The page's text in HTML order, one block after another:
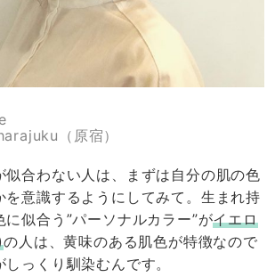
（原宿）
似合わない人は、まずは自分の肌の色
を意識するようにしてみて。生まれ持
に似合う”パーソナルカラー”がイエロ
の人は、黄味のある肌色が特徴なので
っくり馴染むんです。